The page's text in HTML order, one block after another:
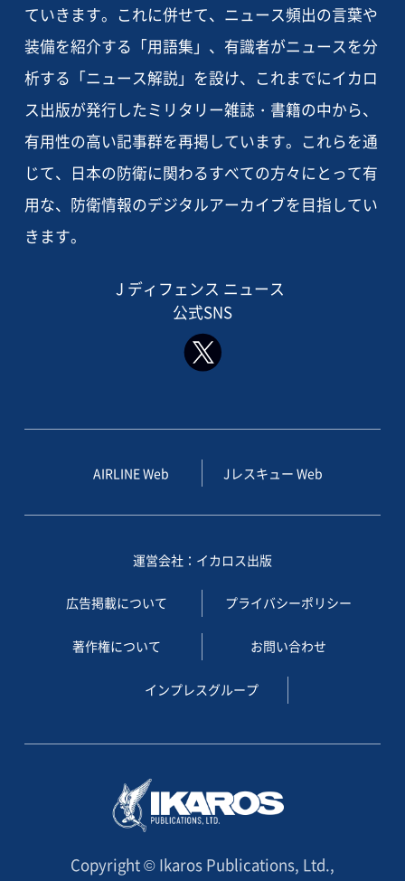
ていきます。これに併せて、ニュース頻出の言葉や
装備を紹介する「用語集」、有識者がニュースを分
析する「ニュース解説」を設け、これまでにイカロ
ス出版が発行したミリタリー雑誌・書籍の中から、
有用性の高い記事群を再掲しています。これらを通
じて、日本の防衛に関わるすべての方々にとって有
用な、防衛情報のデジタルアーカイブを目指してい
きます。
J ディフェンス ニュース
公式SNS
AIRLINE Web Jレスキュー Web
運営会社：イカロス出版
広告掲載について プライバシーポリシー
著作権について お問い合わせ
インプレスグループ
Copyright © Ikaros Publications, Ltd.,